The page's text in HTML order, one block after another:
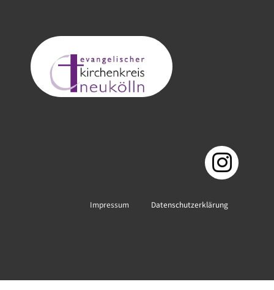
Impressum Datenschutzerklärung